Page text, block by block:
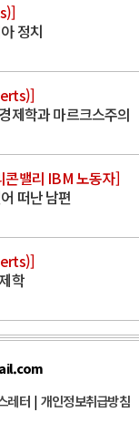
정치
제학과 마르크스주의
콘밸리 IBM 노동자]
떠난 남편
학
레터| 개인정보취급방침